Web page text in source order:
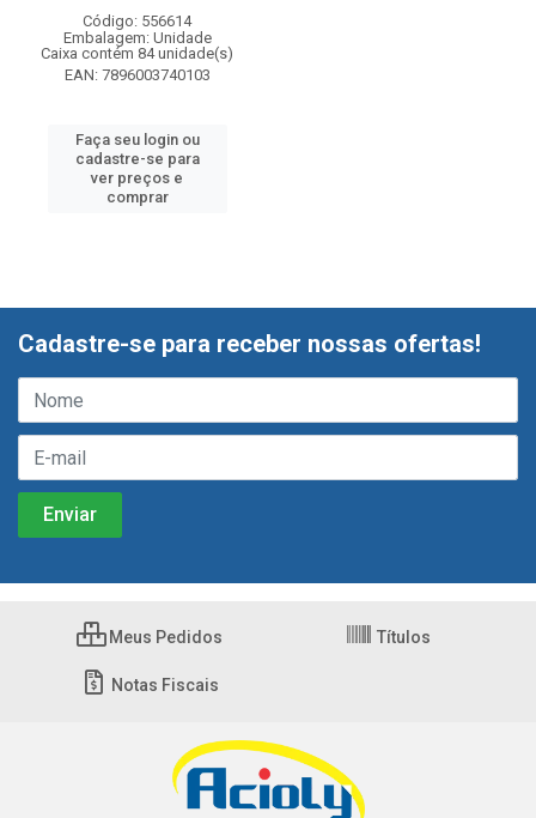
Código: 556614
Embalagem: Unidade
Caixa contém 84 unidade(s)
EAN: 7896003740103
Faça seu login ou
cadastre-se para
ver preços e
comprar
Cadastre-se para receber nossas ofertas!
Meus Pedidos Títulos
Notas Fiscais